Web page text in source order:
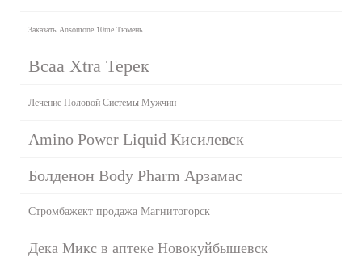
Заказать Ansomone 10me Тюмень
Bcaa Xtra Терек
Лечение Половой Системы Мужчин
Amino Power Liquid Кисилевск
Болденон Body Pharm Арзамас
Стромбажект продажа Магнитогорск
Дека Микс в аптеке Новокуйбышевск